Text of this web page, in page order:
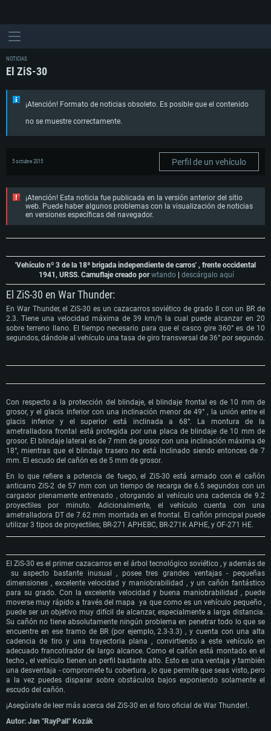
NOTICIAS
El ZiS-30
¡Atención! Formato de noticias obsoleto. Es posible que el contenido
no se muestre correctamente.
5 octubre 2015 Perfil de un vehículo
¡Atención! Esta noticia fue publicada en la versión anterior del sitio
web. Puede haber algunos problemas con la visualización de noticias
en versiones específicas del navegador.
'Vehículo nº 3 de la 18ª brigada independiente de carros' , frente occidental
1941, URSS. Camuflaje creado porwtando descárgalo aquí
El ZiS-30 en War Thunder:
En War Thunder, el ZiS-30 es un cazacarros soviético de grado II con un BR de
2.3. Tiene una velocidad máxima de 39 km/h la cual puede alcanzar en 20
sobre terreno llano. El tiempo necesario para que el casco gire 360° es de 10
segundos, dándole al vehículo una tasa de giro transversal de 36° por segundo.
Con respecto a la protección del blindaje, el blindaje frontal es de 10 mm de
grosor, y el glacis inferior con una inclinación menor de 49° , la unión entre el
glacis inferior y el superior está inclinada a 68°. La montura de la
ametralladora frontal está protegida por una placa de blindaje de 10 mm de
grosor. El blindaje lateral es de 7 mm de grosor con una inclinación máxima de
18°, mientras que el blindaje trasero no está inclinado siendo entonces de 7
mm. El escudo del cañón es de 5 mm de grosor.
En lo que refiere a potencia de fuego, el ZiS-30 está armado con el cañón
anticarro ZiS-2 de 57 mm con un tiempo de recarga de 6.5 segundos con un
cargador plenamente entrenado , otorgando al vehículo una cadencia de 9.2
proyectiles por minuto. Adicionalmente, el vehículo cuenta con una
ametralladora DT de 7.62 mm montada en el frontal. El cañón principal puede
utilizar 3 tipos de proyectiles; BR-271 APHEBC, BR-271K APHE, y OF-271 HE.
El ZiS-30 es el primer cazacarros en el árbol tecnológico soviético , y además de
su aspecto bastante inusual , posee tres grandes ventajas - pequeñas
dimensiones , excelente velocidad y maniobrabilidad , y un cañón fantástico
para su grado. Con la excelente velocidad y buena maniobrabilidad , puede
moverse muy rápido a través del mapa ya que como es un vehículo pequeño ,
puede ser un objetivo muy difícil de alcanzar, especialmente a larga distancia.
Su cañón no tiene absolutamente ningún problema en penetrar todo lo que se
encuentre en ese tramo de BR (por ejemplo, 2.3-3.3) , y cuenta con una alta
cadencia de tiro y una trayectoria plana , convirtiendo a este vehículo en
adecuado francotirador de largo alcance. Como el cañón está montado en el
techo , el vehículo tienen un perfil bastante alto. Esto es una ventaja y también
una desventaja - compromete tu cobertura , lo que permite que seas visto, pero
a la vez puedes disparar sobre obstáculos bajos exponiendo solamente el
escudo del cañón.
¡Asegúrate de leer más acerca del ZiS-30 en el foro oficial de War Thunder!.
Autor: Jan "RayPall" Kozák